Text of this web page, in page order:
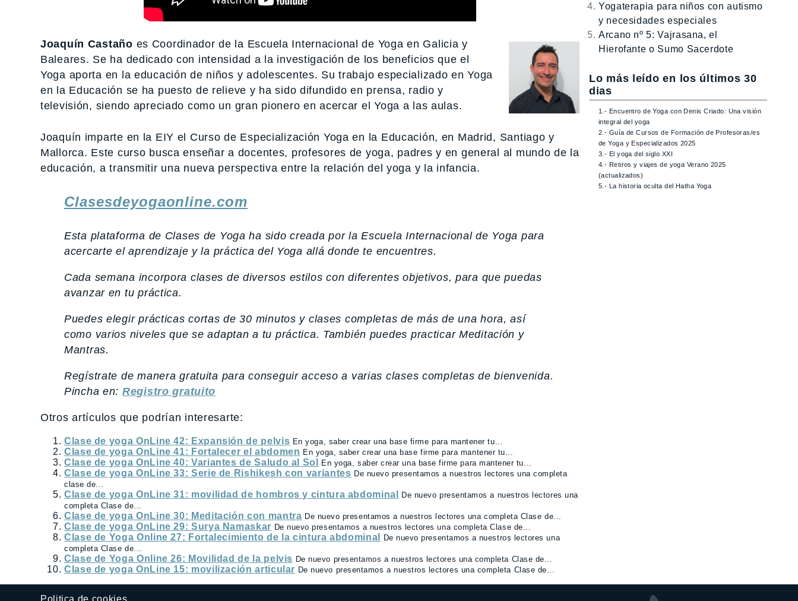
Joaquín Castaño es Coordinador de la Escuela Internacional de Yoga en Galicia y
Baleares. Se ha dedicado con intensidad a la investigación de los beneficios que el
Yoga aporta en la educación de niños y adolescentes. Su trabajo especializado en Yoga
en la Educación se ha puesto de relieve y ha sido difundido en prensa, radio y
televisión, siendo apreciado como un gran pionero en acercar el Yoga a las aulas.
Joaquín imparte en la EIY el Curso de Especialización Yoga en la Educación, en Madrid, Santiago y
Mallorca. Este curso busca enseñar a docentes, profesores de yoga, padres y en general al mundo de la
educación, a transmitir una nueva perspectiva entre la relación del yoga y la infancia.
Clasesdeyogaonline.com
Esta plataforma de Clases de Yoga ha sido creada por la Escuela Internacional de Yoga para
acercarte el aprendizaje y la práctica del Yoga allá donde te encuentres.
Cada semana incorpora clases de diversos estilos con diferentes objetivos, para que puedas
avanzar en tu práctica.
Puedes elegir prácticas cortas de 30 minutos y clases completas de más de una hora, así
como varios niveles que se adaptan a tu práctica. También puedes practicar Meditación y
Mantras.
Regístrate de manera gratuita para conseguir acceso a varias clases completas de bienvenida.
Pincha en: Registro gratuito
Otros artículos que podrían interesarte:
Clase de yoga OnLine 42: Expansión de pelvis En yoga, saber crear una base firme para mantener tu...
Clase de yoga OnLine 41: Fortalecer el abdomen En yoga, saber crear una base firme para mantener tu...
Clase de yoga OnLine 40: Variantes de Saludo al Sol En yoga, saber crear una base firme para mantener tu...
Clase de yoga OnLine 33: Serie de Rishikesh con variantes De nuevo presentamos a nuestros lectores una completa
clase de...
Clase de yoga OnLine 31: movilidad de hombros y cintura abdominal
De nuevo presentamos a nuestros lectores una
completa Clase de...
Clase de yoga OnLine 30: Meditación con mantra De nuevo presentamos a nuestros lectores una completa Clase de...
Clase de yoga OnLine 29: Surya Namaskar De nuevo presentamos a nuestros lectores una completa Clase de...
Clase de Yoga Online 27: Fortalecimiento de la cintura abdominal
De nuevo presentamos a nuestros lectores una
completa Clase de...
Clase de Yoga Online 26: Movilidad de la pelvis De nuevo presentamos a nuestros lectores una completa Clase de...
Clase de yoga OnLine 15: movilización articular De nuevo presentamos a nuestros lectores una completa Clase de...
Yogaterapia para niños con autismo
y necesidades especiales
Arcano nº 5: Vajrasana, el
Hierofante o Sumo Sacerdote
Lo más leído en los últimos 30
dias
1.- Encuentro de Yoga con Denis Criado: Una visión
integral del yoga
2.- Guía de Cursos de Formación de Profesoras/es
de Yoga y Especializados 2025
3.- El yoga del siglo XXI
4.- Retiros y viajes de yoga Verano 2025
(actualizados)
5.- La historia oculta del Hatha Yoga